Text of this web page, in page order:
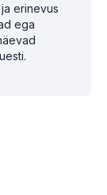
erinevus
ega